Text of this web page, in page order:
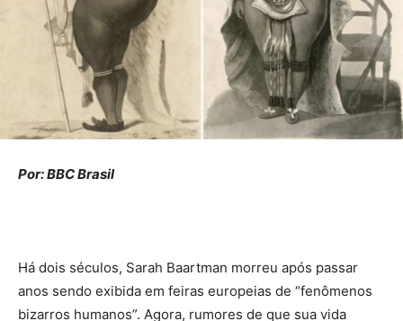
Por: BBC Brasil
Há dois séculos, Sarah Baartman morreu após passar
anos sendo exibida em feiras europeias de “fenômenos
bizarros humanos”. Agora, rumores de que sua vida